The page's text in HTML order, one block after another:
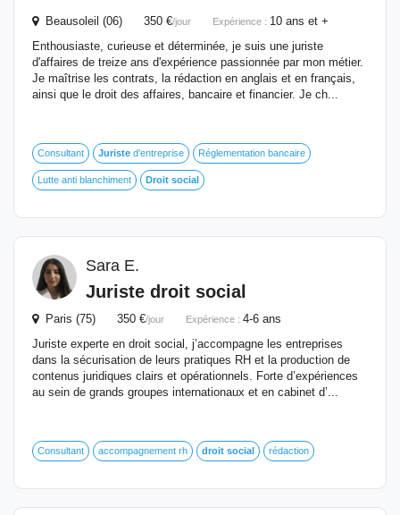
Beausoleil (06) 350 €/jour Expérience : 10 ans et +
Enthousiaste, curieuse et déterminée, je suis une juriste
d'affaires de treize ans d'expérience passionnée par mon métier.
Je maîtrise les contrats, la rédaction en anglais et en français,
ainsi que le droit des affaires, bancaire et financier. Je ch...
Consultant Juriste d'entreprise Réglementation bancaire
Lutte anti blanchiment Droit social
Sara E.
Juriste droit social
Paris (75) 350 €/jour Expérience : 4-6 ans
Juriste experte en droit social, j’accompagne les entreprises
dans la sécurisation de leurs pratiques RH et la production de
contenus juridiques clairs et opérationnels. Forte d’expériences
au sein de grands groupes internationaux et en cabinet d’...
Consultant accompagnement rh droit social rédaction